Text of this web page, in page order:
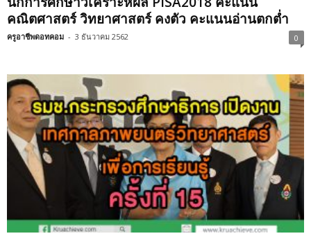
คณิตศาสตร์ วิทยาศาสตร์ คงตัว คะแนนอ่านตกต่ำ
ครูอาชีพดอทคอม - 3 ธันวาคม 2562 0